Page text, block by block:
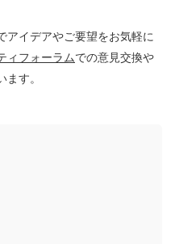
アイデアやご要望をお気軽に
ィフォーラムでの意見交換や
す。